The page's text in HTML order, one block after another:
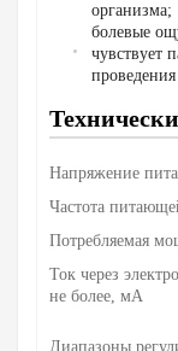
организма;
болевые
чувствует
Напряжение
Частота
Потребляемая
Ток через
не более, мА
Диапазоны